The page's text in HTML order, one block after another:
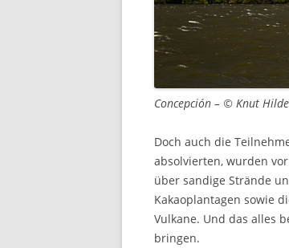
Concepción – © Knut
Doch auch die
absolvierten, wurden
über sandige Strände
Kakaoplantagen sowie
Vulkane. Und das alles
bringen.